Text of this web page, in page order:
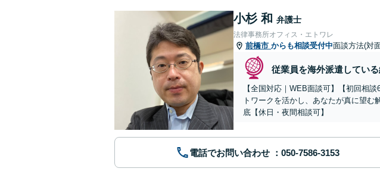
小杉 和 弁護士
法律事務所オフィス・エトワレ
前橋市 からも相談受付中面談方法(対
従業員を海外派遣してい
【全国対応｜WEB面談可】【初回相
トワークを活かし、あなたが真に望
底【休日・夜間相談可】
電話でお問い合わせ